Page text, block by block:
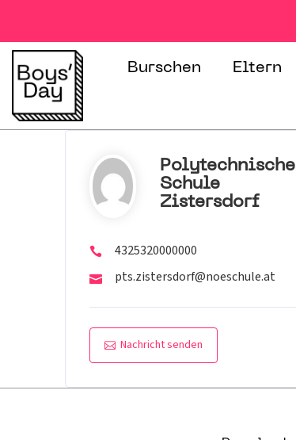
Burschen Eltern
Polytechnische
Schule
Zistersdorf
4325320000000
pts.zistersdorf@noeschule.at
Nachricht senden